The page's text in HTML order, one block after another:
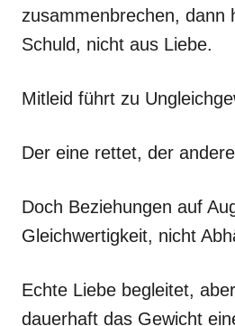
zusammenbrechen, dann
Schuld, nicht aus Liebe.
Mitleid führt zu
Der eine rettet, der
Doch Beziehungen auf
Gleichwertigkeit, nicht
Echte Liebe begleitet,
dauerhaft das Gewicht